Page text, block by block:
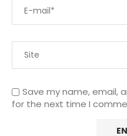
Save my name, email,
for the next time I